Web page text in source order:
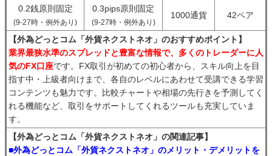
0.2銭原則固定
(9-27時・例外あり)
0.3pips原則固定
(9-27時・例外あり)
1000通貨 42ペア
【外為どっとコム「外貨ネクストネオ」のおすすめポイント】
業界最狭水準のスプレッドと豊富な情報で、多くのトレーダーに人
気のFX口座です。FX取引が初めての初心者から、スキル向上を目
指す中・上級者向けまで、各自のレベルにあわせて受講できる学習
コンテンツも魅力です。比較チャートや相場の先行きを予測してく
れる機能など、取引をサポートしてくれるツールも充実していま
す。
【外為どっとコム「外貨ネクストネオ」の関連記事】
■外為どっとコム「外貨ネクストネオ」のメリット・デメリットを